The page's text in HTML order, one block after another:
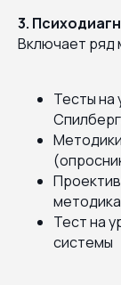
3.
Включает ряд
Тесты на
Тест на
системы